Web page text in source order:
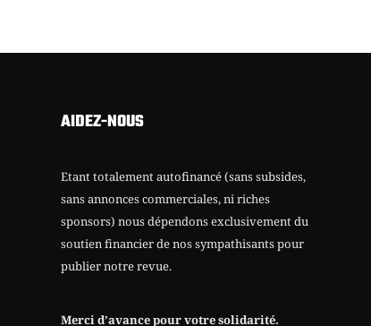
AIDEZ-NOUS
Etant totalement autofinancé (sans subsides,
sans annonces commerciales, ni riches
sponsors) nous dépendons exclusivement du
soutien financier de nos sympathisants pour
publier notre revue.
Merci d’avance pour votre solidarité.